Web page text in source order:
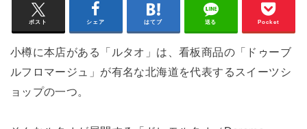
ポスト シェア はてブ 送る Pocket
小樽に本店がある「ルタオ」は、看板商品の「ドゥーブ
ルフロマージュ」が有名な北海道を代表するスイーツシ
ョップの一つ。